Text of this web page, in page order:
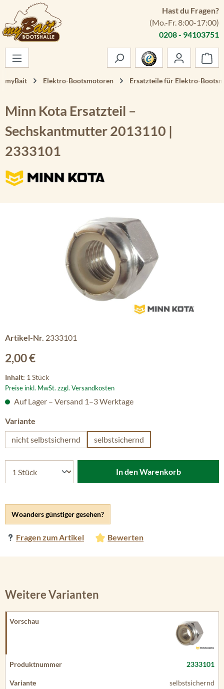
Zum Hauptinhalt springen
Hast du Fragen?
(Mo.-Fr. 8:00-17:00)
0208 - 94103751
myBait Elektro-Bootsmotoren Ersatzteile für Elektro-
Minn Kota Ersatzteil –
Sechskantmutter 2013110 |
2333101
Artikel-Nr. 2333101
Regulärer Preis:
2,00 €
Inhalt: 1 Stück
Preise inkl. MwSt. zzgl. Versandkosten
Woanders günstiger gesehen?
Fragen zum Artikel Bewerten
Auf Lager – Versand 1–3 Werktage
Variante
nicht selbstsichernd
selbstsichernd
In den Warenkorb
Weitere Varianten
2333101
selbstsichernd